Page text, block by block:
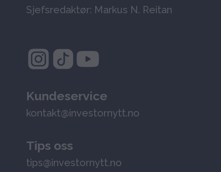
Sjefsredaktør: Markus N. Reitan
Kundeservice
kontakt@investornytt.no
Tips oss
tips@investornytt.no